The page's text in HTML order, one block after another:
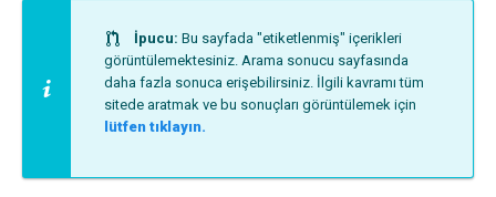
İpucu: Bu sayfada "etiketlenmiş" içerikleri
görüntülemektesiniz. Arama sonucu sayfasında
daha fazla sonuca erişebilirsiniz. İlgili kavramı tüm
sitede aratmak ve bu sonuçları görüntülemek için
lütfen tıklayın.